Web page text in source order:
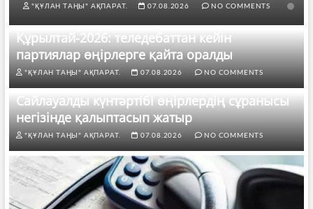
"ҚҰЛАН ТАҢЫ" АҚПАРАТ. 07.08.2026 NO COMMENTS
Құрылтай-2026: теледебаттан кейін
партиялар өңірлерге қайта оралды
"ҚҰЛАН ТАҢЫ" АҚПАРАТ. 07.08.2026 NO COMMENTS
Сайлауалды күнтәртібі өңірлердің сұранысы
негізінде қалыптасып жатыр
"ҚҰЛАН ТАҢЫ" АҚПАРАТ. 07.08.2026 NO COMMENTS